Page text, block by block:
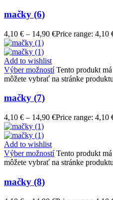
mačky (6)
4,10 € – 14,90 €Price range: 4,10
Add to wishlist
Výber možností Tento produkt
môžete vybrať na stránke
mačky (7)
4,10 € – 14,90 €Price range: 4,10
Add to wishlist
Výber možností Tento produkt
môžete vybrať na stránke
mačky (8)